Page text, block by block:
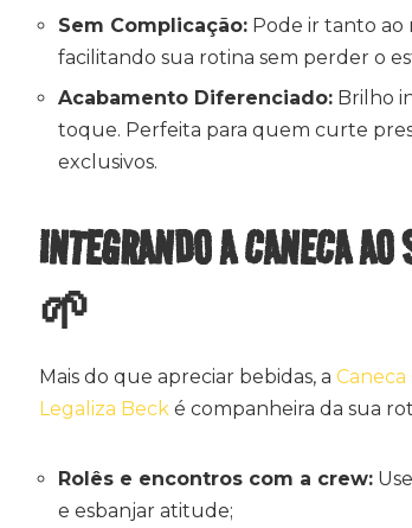
Sem Complicação: Pode ir tanto ao
facilitando sua rotina sem perder o
Acabamento Diferenciado: Brilho
toque. Perfeita para quem curte
exclusivos.
INTEGRANDO A CANECA
🌱
Mais do que apreciar bebidas, a Caneca
Legaliza Beck é companheira da sua
Rolês e encontros com a crew:
e esbanjar atitude;